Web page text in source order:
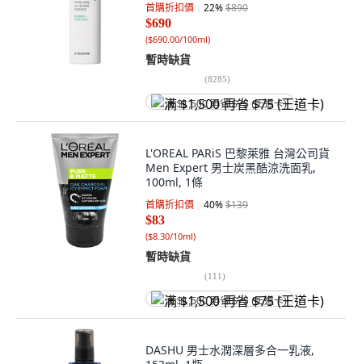
首購折扣價 22%$890
$690
($690.00/100ml)
暫時缺貨
(8285)
满 $1,500 再省 $75 (王道卡)
L'OREAL PARiS 巴黎萊雅 台灣公司貨
Men Expert 男士炭黑酷涼洗面乳,
100ml, 1條
首購折扣價 40%$139
$83
($8.30/10ml)
暫時缺貨
(111)
满 $1,500 再省 $75 (王道卡)
DASHU 男士水潤深層多合一乳液,